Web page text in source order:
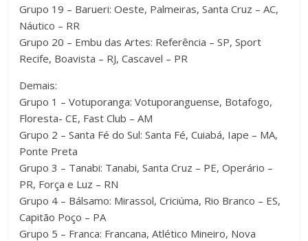
Grupo 19 – Barueri: Oeste, Palmeiras, Santa Cruz – AC,
Náutico – RR
Grupo 20 – Embu das Artes: Referência – SP, Sport
Recife, Boavista – RJ, Cascavel – PR
Demais:
Grupo 1 – Votuporanga: Votuporanguense, Botafogo,
Floresta- CE, Fast Club – AM
Grupo 2 – Santa Fé do Sul: Santa Fé, Cuiabá, Iape – MA,
Ponte Preta
Grupo 3 – Tanabi: Tanabi, Santa Cruz – PE, Operário –
PR, Força e Luz – RN
Grupo 4 – Bálsamo: Mirassol, Criciúma, Rio Branco – ES,
Capitão Poço – PA
Grupo 5 – Franca: Francana, Atlético Mineiro, Nova